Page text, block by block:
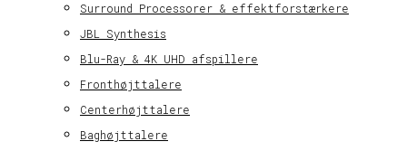
Surround Processorer & effektforstærkere
JBL Synthesis
Blu-Ray & 4K UHD afspillere
Fronthøjttalere
Centerhøjttalere
Baghøjttalere